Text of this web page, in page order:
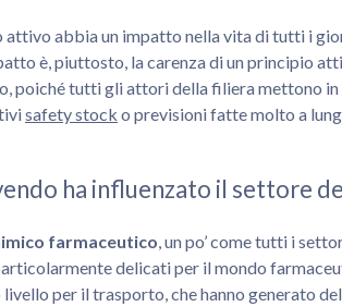
abbia un impatto nella vita di tutti i
è, piuttosto, la carenza di un principio
poiché tutti gli attori della filiera mettono
safety stock o previsioni fatte molto a
ha influenzato il settore
farmaceutico, un po’ come tutti i
delicati per il mondo
per il trasporto, che hanno generato